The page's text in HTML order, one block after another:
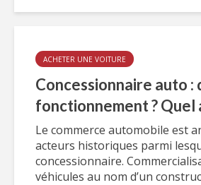
ACHETER UNE VOITURE
Concessionnaire auto :
fonctionnement ? Quel
Le commerce automobile est
acteurs historiques parmi
concessionnaire.
véhicules au nom d’un